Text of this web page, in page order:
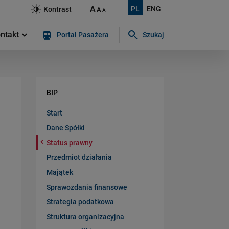
PL ENG
Kontrast AAA
Portal Pasażera Szukaj
BIP
Start
Dane Spółki
Status prawny
Przedmiot działania
Majątek
Sprawozdania finansowe
Strategia podatkowa
Struktura organizacyjna